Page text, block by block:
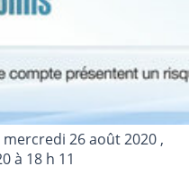
mercredi 26 août 2020 ,
à 18 h 11